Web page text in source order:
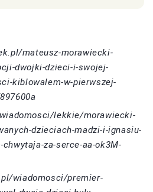
mateusz-morawiecki-
dwojki-dzieci-i-swojej-
kiblowalem-w-pierwszej-
lekkie/morawiecki-
dzieciach-madzi-i-ignasiu-
za-serce-aa-ok3M-
wiadomosci/premier-